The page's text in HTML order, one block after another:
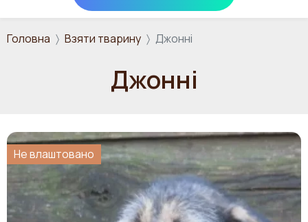
Перейти до основного вмісту
Головна Взяти тварину Джонні
Джонні
Не влаштовано